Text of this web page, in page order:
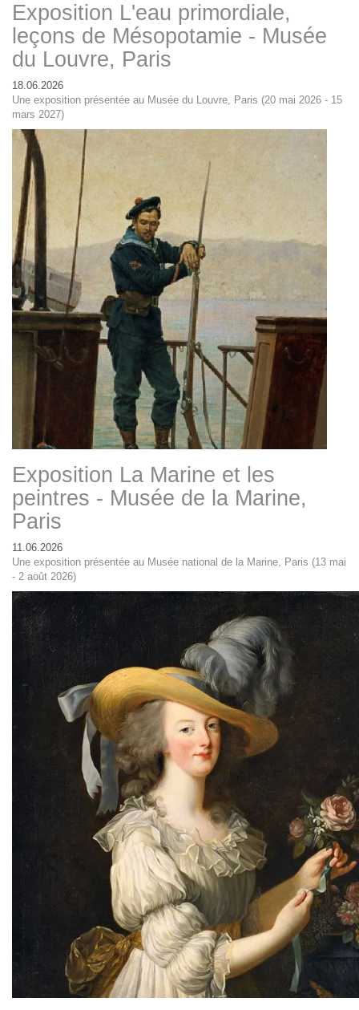
Exposition L'eau primordiale,
leçons de Mésopotamie - Musée
du Louvre, Paris
18.06.2026
Une exposition présentée au Musée du Louvre, Paris (20 mai 2026 - 15
mars 2027)
Exposition La Marine et les
peintres - Musée de la Marine,
Paris
11.06.2026
Une exposition présentée au Musée national de la Marine, Paris (13 mai
- 2 août 2026)